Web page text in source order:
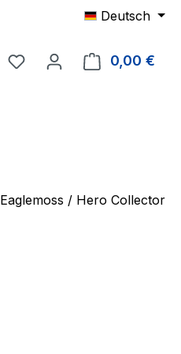
Deutsch
Du hast 0 Produkte auf
0,00 €
Eaglemoss / Hero Collector